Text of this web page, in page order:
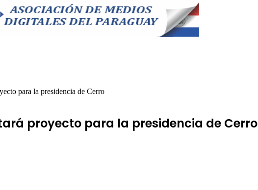
para la presidencia de Cerro
proyecto para la presidencia de Cerro